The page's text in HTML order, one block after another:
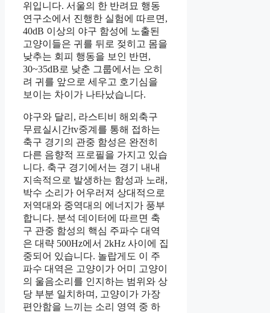
위입니다. 서울의 한 반려묘 행동
연구소에서 진행한 실험에 따르면,
40dB 이상의 야구 함성에 노출된
고양이들은 귀를 뒤로 젖히고 몸을
낮추는 회피 행동을 보인 반면,
30~35dB로 낮춘 그룹에서는 오히
려 귀를 앞으로 세우고 호기심을
보이는 차이가 나타났습니다.
야구와 달리, 라스티비 해외축구
무료실시간tv중계를 통해 접하는
축구 경기의 관중 함성은 완전히
다른 음향적 프로필을 가지고 있습
니다. 축구 경기에서는 경기 내내
지속적으로 발생하는 함성과 노래,
박수 소리가 어우러져 상대적으로
저역대와 중역대의 에너지가 풍부
합니다. 분석 데이터에 따르면 축
구 관중 함성의 핵심 주파수 대역
은 대략 500Hz에서 2kHz 사이에 집
중되어 있습니다. 놀랍게도 이 주
파수 대역은 고양이가 어미 고양이
의 울음소리를 인지하는 범위와 상
당 부분 일치하며, 고양이가 가장
편안함을 느끼는 소리 영역 중 하